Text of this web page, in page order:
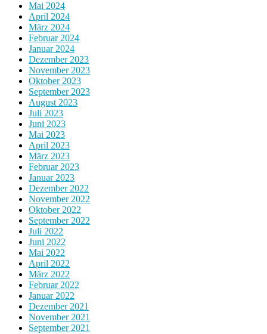
Mai 2024
April 2024
März 2024
Februar 2024
Januar 2024
Dezember 2023
November 2023
Oktober 2023
September 2023
August 2023
Juli 2023
Juni 2023
Mai 2023
April 2023
März 2023
Februar 2023
Januar 2023
Dezember 2022
November 2022
Oktober 2022
September 2022
Juli 2022
Juni 2022
Mai 2022
April 2022
März 2022
Februar 2022
Januar 2022
Dezember 2021
November 2021
September 2021